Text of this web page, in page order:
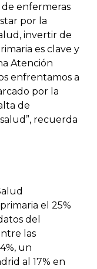
enfermeras
por la
invertir de
es clave y
Atención
enfrentamos a
por la
de
recuerda
el 25%
del
las
un
al 17% en